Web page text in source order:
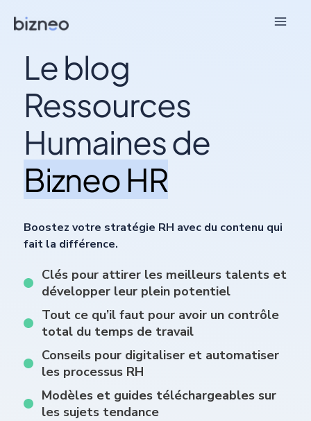
Le blog
Ressources
Humaines de
Bizneo HR
Boostez votre stratégie RH avec du contenu qui
fait la différence.
Clés pour attirer les meilleurs talents et
développer leur plein potentiel
Tout ce qu’il faut pour avoir un contrôle
total du temps de travail
Conseils pour digitaliser et automatiser
les processus RH
Modèles et guides téléchargeables sur
les sujets tendance